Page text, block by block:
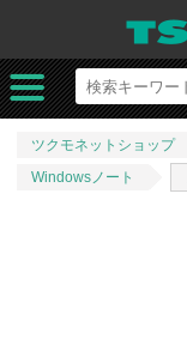
ツクモネットショップ
Windowsノート